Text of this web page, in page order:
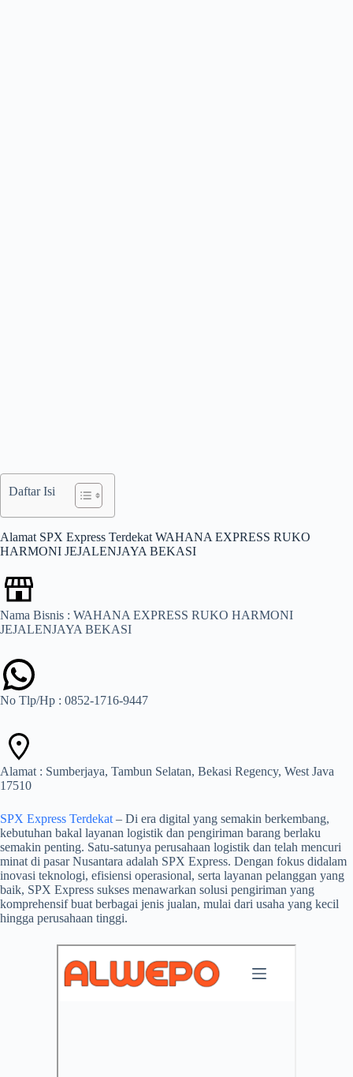
Daftar Isi
Alamat SPX Express Terdekat WAHANA EXPRESS RUKO
HARMONI JEJALENJAYA BEKASI
Nama Bisnis : WAHANA EXPRESS RUKO HARMONI
JEJALENJAYA BEKASI
No Tlp/Hp : 0852-1716-9447
Alamat : Sumberjaya, Tambun Selatan, Bekasi Regency, West Java
17510
SPX Express Terdekat – Di era digital yang semakin berkembang,
kebutuhan bakal layanan logistik dan pengiriman barang berlaku
semakin penting. Satu-satunya perusahaan logistik dan telah mencuri
minat di pasar Nusantara adalah SPX Express. Dengan fokus didalam
inovasi teknologi, efisiensi operasional, serta layanan pelanggan yang
baik, SPX Express sukses menawarkan solusi pengiriman yang
komprehensif buat berbagai jenis jualan, mulai dari usaha yang kecil
hingga perusahaan tinggi.